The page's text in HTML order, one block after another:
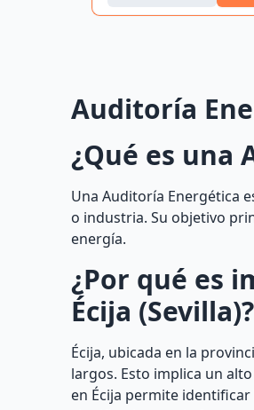
Auditoría
¿Qué es una
Una Auditoría Energética
o industria. Su objetivo
energía.
¿Por qué es
Écija (Sevilla)?
Écija, ubicada en la
largos. Esto implica un
en Écija permite